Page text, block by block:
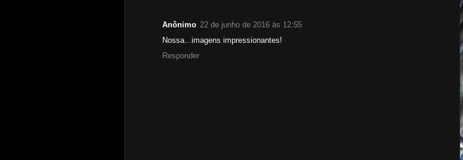
Anônimo 22 de junho de 2016 às 12:55
Nossa...imagens impressionantes!
Responder